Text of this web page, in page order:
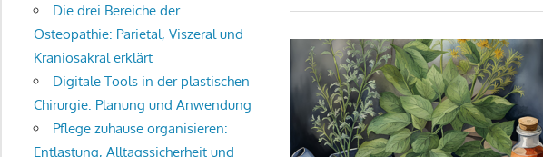
Die drei Bereiche der
Osteopathie: Parietal, Viszeral und
Kraniosakral erklärt
Digitale Tools in der plastischen
Chirurgie: Planung und Anwendung
Pflege zuhause organisieren:
Entlastung, Alltagssicherheit und